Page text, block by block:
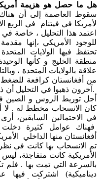
هل ما حصل هو هزيمة
سقوط العاصمة إلى أن
لأمريكا في فيتنام في الربع
اعتمد هذا التحليل ، خاصة في
للوجود الأمريكي ،إنها
تحتفظ فيها الولايات
منطقة الخليج و كأنها
علاقة بالولايات المتحدة ،
من أفغانستان كرافعة
.آخرون ذهبوا في التحليل أن
أجل توريط الروس و الصين
كان الانسحاب مخطط له . لا
في الاحتمالين السابقين،
فهناك عوامل كثيرة
أفغانستان منها الداخلي
تم الانسحاب بها كانت في نظر
الأمريكية كانت متفاجئة،
بالسرعة التي تمت بها .
ديناميكية) اشتركت فيها